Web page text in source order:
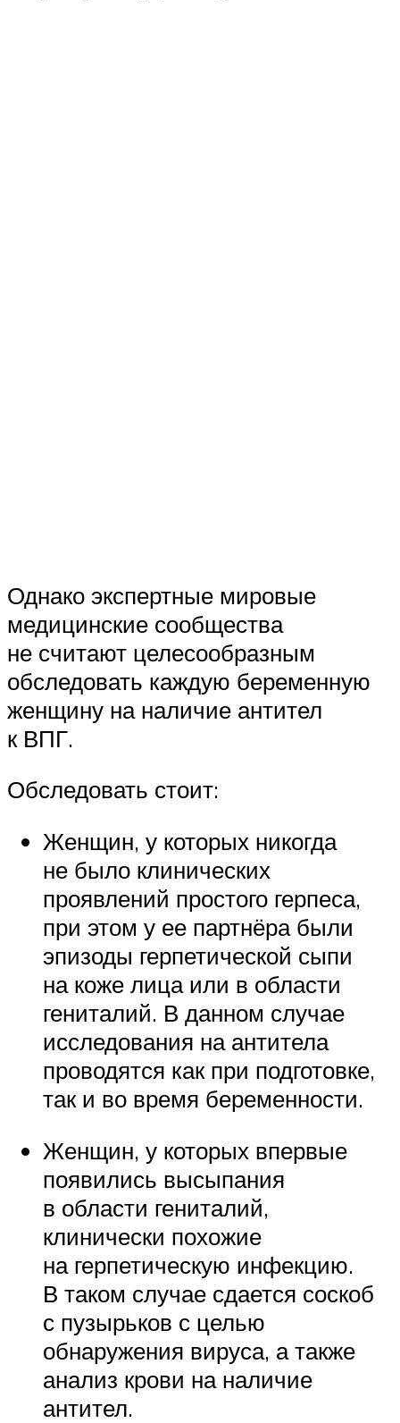
Однако экспертные мировые
медицинские сообщества
не считают целесообразным
обследовать каждую беременную
женщину на наличие антител
к ВПГ.
Обследовать стоит:
Женщин, у которых никогда
не было клинических
проявлений простого герпеса,
при этом у ее партнёра были
эпизоды герпетической сыпи
на коже лица или в области
гениталий. В данном случае
исследования на антитела
проводятся как при подготовке,
так и во время беременности.
Женщин, у которых впервые
появились высыпания
в области гениталий,
клинически похожие
на герпетическую инфекцию.
В таком случае сдается соскоб
с пузырьков с целью
обнаружения вируса, а также
анализ крови на наличие
антител.